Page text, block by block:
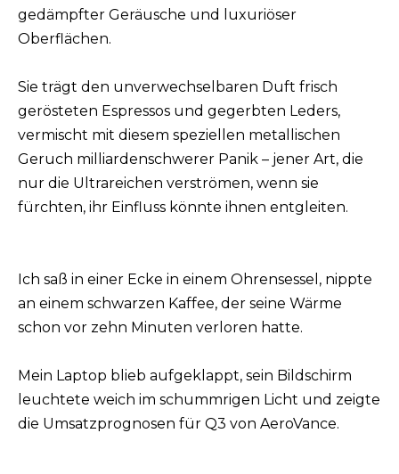
gedämpfter Geräusche und luxuriöser
Oberflächen.
Sie trägt den unverwechselbaren Duft frisch
gerösteten Espressos und gegerbten Leders,
vermischt mit diesem speziellen metallischen
Geruch milliardenschwerer Panik – jener Art, die
nur die Ultrareichen verströmen, wenn sie
fürchten, ihr Einfluss könnte ihnen entgleiten.
Ich saß in einer Ecke in einem Ohrensessel, nippte
an einem schwarzen Kaffee, der seine Wärme
schon vor zehn Minuten verloren hatte.
Mein Laptop blieb aufgeklappt, sein Bildschirm
leuchtete weich im schummrigen Licht und zeigte
die Umsatzprognosen für Q3 von AeroVance.